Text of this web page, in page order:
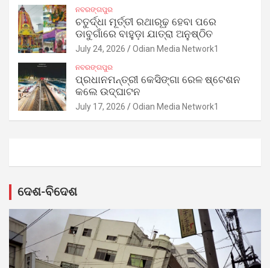
ନବରଙ୍ଗପୁର
ଚତୁର୍ଦ୍ଧା ମୂର୍ତ୍ତୀ ରଥାରୂଢ଼ ହେବା ପରେ
ଡାବୁଗାଁରେ ବାହୁଡ଼ା ଯାତ୍ରା ଅନୁଷ୍ଠିତ
July 24, 2026 Odian Media Network1
ନବରଙ୍ଗପୁର
ପ୍ରଧାନମନ୍ତ୍ରୀ କେସିଙ୍ଗା ରେଳ ଷ୍ଟେଶନ
କଲେ ଉଦ୍‌ଘାଟନ
July 17, 2026 Odian Media Network1
ଦେଶ-ବିଦେଶ